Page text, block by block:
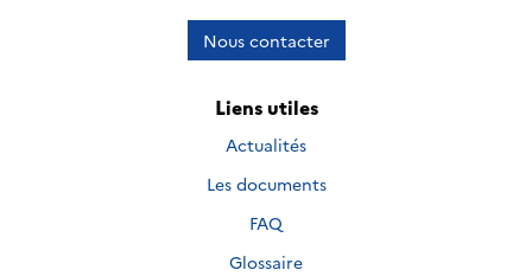
Nous contacter
Liens utiles
Actualités
Les documents
FAQ
Glossaire